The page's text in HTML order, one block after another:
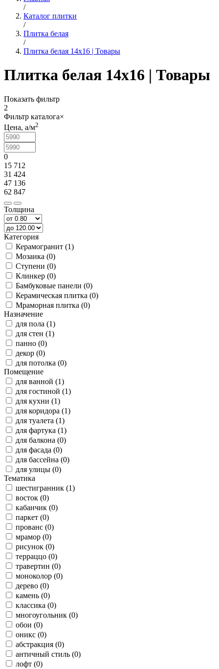
/
Каталог плитки
/
Плитка белая
/
Плитка белая 14x16 | Товары
Плитка белая 14x16 | Товары
Показать фильтр
2
Фильтр каталога×
Цена, a/м2
0
15 712
31 424
47 136
62 847
Толщина
Категория
Керамогранит (1)
Мозаика (0)
Ступени (0)
Клинкер (0)
Бамбуковые панели (0)
Керамическая плитка (0)
Мраморная плитка (0)
Назначение
для пола (1)
для стен (1)
панно (0)
декор (0)
для потолка (0)
Помещение
для ванной (1)
для гостиной (1)
для кухни (1)
для коридора (1)
для туалета (1)
для фартука (1)
для балкона (0)
для фасада (0)
для бассейна (0)
для улицы (0)
Тематика
шестигранник (1)
восток (0)
кабанчик (0)
паркет (0)
прованс (0)
мрамор (0)
рисунок (0)
терраццо (0)
травертин (0)
моноколор (0)
дерево (0)
камень (0)
классика (0)
многоугольник (0)
обои (0)
оникс (0)
абстракция (0)
античный стиль (0)
лофт (0)